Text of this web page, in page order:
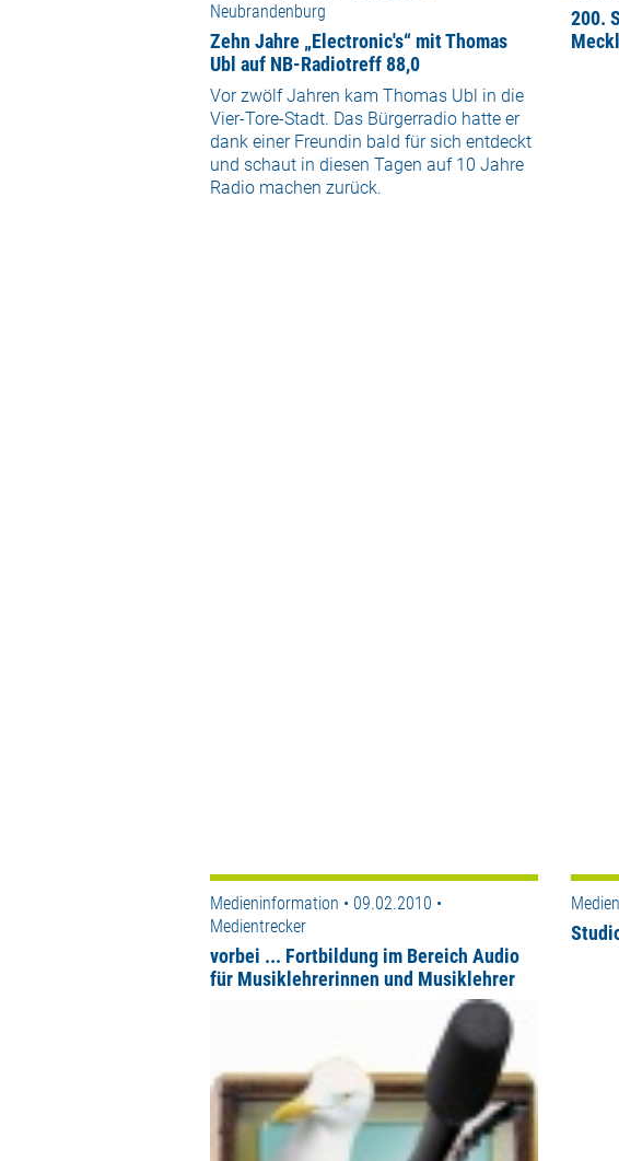
Neubrandenburg
Zehn Jahre „Electronic's“ mit Thomas
Ubl auf NB-Radiotreff 88,0
Vor zwölf Jahren kam Thomas Ubl in die
Vier-Tore-Stadt. Das Bürgerradio hatte er
dank einer Freundin bald für sich entdeckt
und schaut in diesen Tagen auf 10 Jahre
Radio machen zurück.
200.
Medieninformation • 09.02.2010 •
Medientrecker
vorbei ... Fortbildung im Bereich Audio
für Musiklehrerinnen und Musiklehrer